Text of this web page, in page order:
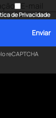
E-mail
de Privacidade
Enviar
reCAPTCHA